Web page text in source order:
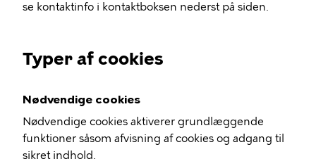
se kontaktinfo i kontaktboksen nederst på siden.
Typer af cookies
Nødvendige cookies
Nødvendige cookies aktiverer grundlæggende
funktioner såsom afvisning af cookies og adgang til
sikret indhold.